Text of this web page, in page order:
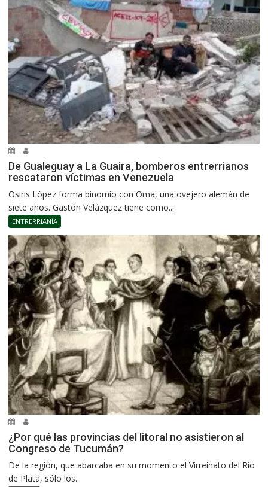
De Gualeguay a La Guaira, bomberos entrerrianos
rescataron víctimas en Venezuela
Osiris López forma binomio con Oma, una ovejero alemán de
siete años. Gastón Velázquez tiene como...
ENTRERRIANÍA
¿Por qué las provincias del litoral no asistieron al
Congreso de Tucumán?
De la región, que abarcaba en su momento el Virreinato del Río
de Plata, sólo los...